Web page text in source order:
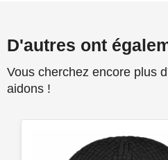
D'autres ont
Vous cherchez encore plus
aidons !